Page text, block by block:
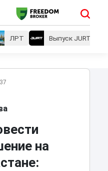
ЛРТ Выпуск JURT
на